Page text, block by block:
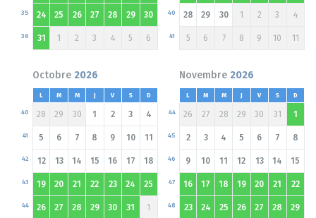
24
35 25 26 27 28 29 30
31
36 1 2 3 4 5 6
28
40 29 30 1 2 3 4
5
41 6 7 8 9 10 11
Octobre 2026
L M M J V S D
28
40 29 30 1 2 3 4
5
41 6 7 8 9 10 11
12
42 13 14 15 16 17 18
19
43 20 21 22 23 24 25
26
44 27 28 29 30 31 1
Novembre 2026
L M M J V S D
26
44 27 28 29 30 31 1
2
45 3 4 5 6 7 8
9
46 10 11 12 13 14 15
16
47 17 18 19 20 21 22
23
48 24 25 26 27 28 29